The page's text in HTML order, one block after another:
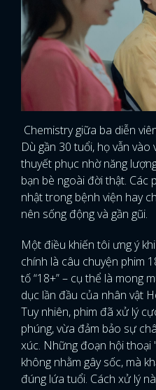
Chemistry giữa ba diễn
Dù gần 30 tuổi, họ vẫn vào
thuyết phục nhờ năng
bạn bè ngoài đời thật. Các
nhật trong bệnh viện hay
nên sống động và gần gũi.
Một điều khiến tôi ưng ý
chính là câu chuyện phim
tố “18+” – cụ thể là mong
dục lần đầu của nhân vật
Tuy nhiên, phim đã xử lý
phúng, vừa đảm bảo sự
xúc. Những đoạn hội thoại
không nhằm gây sốc, mà
đúng lứa tuổi. Cách xử lý